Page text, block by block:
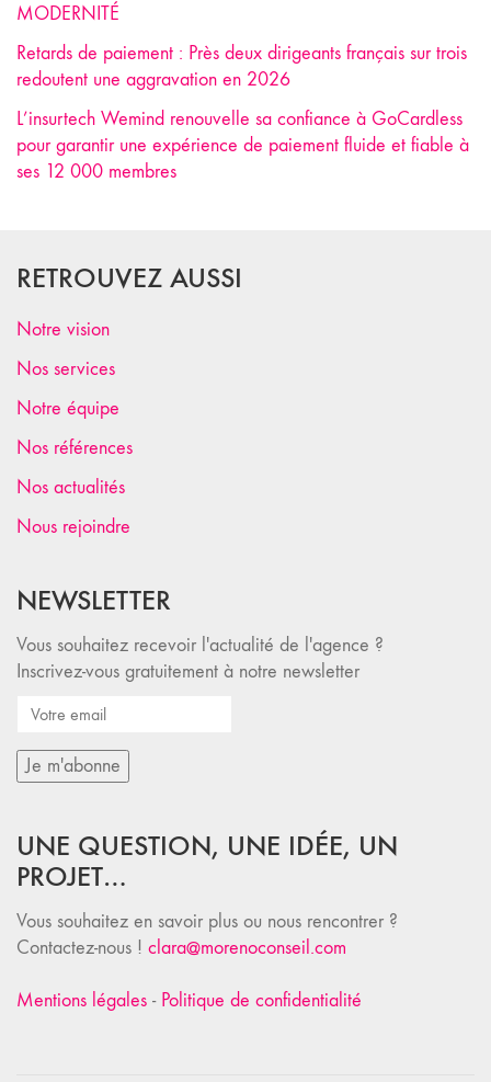
MODERNITÉ
Retards de paiement : Près deux dirigeants français sur trois
redoutent une aggravation en 2026
L’insurtech Wemind renouvelle sa confiance à GoCardless
pour garantir une expérience de paiement fluide et fiable à
ses 12 000 membres
RETROUVEZ AUSSI
Notre vision
Nos services
Notre équipe
Nos références
Nos actualités
Nous rejoindre
NEWSLETTER
Vous souhaitez recevoir l'actualité de l'agence ?
Inscrivez-vous gratuitement à notre newsletter
UNE QUESTION, UNE IDÉE, UN
PROJET…
Vous souhaitez en savoir plus ou nous rencontrer ?
Contactez-nous ! clara@morenoconseil.com
Mentions légales - Politique de confidentialité